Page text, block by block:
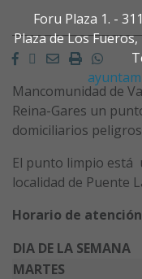
Foru Plaza 1. -
Plaza de Los
Facebook
Twitter
EmailImprimir
Mancomunidad de
Reina-Gares un
domiciliarios
El punto limpio está
localidad de Puente
Horario de
DIA DE LA SEMANA
MARTES